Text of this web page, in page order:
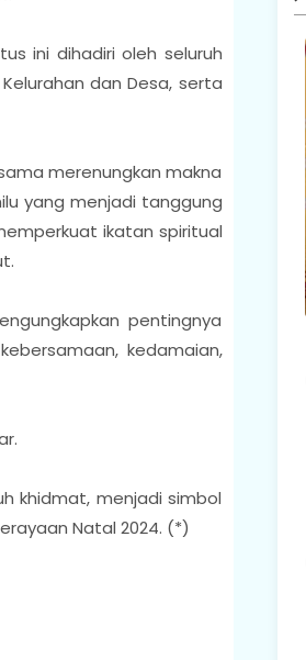
ini dihadiri oleh seluruh
dan Desa, serta
merenungkan makna
yang menjadi tanggung
ikatan spiritual
pentingnya
kedamaian,
khidmat, menjadi simbol
Natal 2024. (*)